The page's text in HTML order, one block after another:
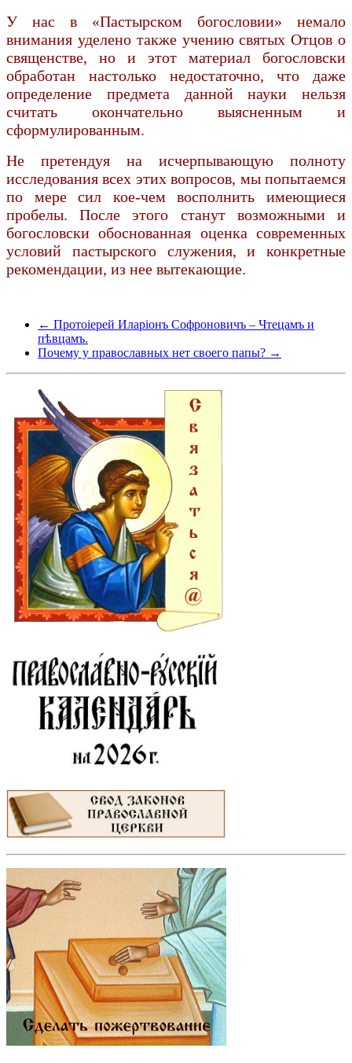
У нас в «Пастырском богословии» немало
внимания уделено также учению святых Отцов о
священстве, но и этот материал богословски
обработан настолько недостаточно, что даже
определение предмета данной науки нельзя
считать окончательно выясненным и
сформулированным.
Не претендуя на исчерпывающую полноту
исследования всех этих вопросов, мы попытаемся
по мере сил кое-чем восполнить имеющиеся
пробелы. После этого станут возможными и
богословски обоснованная оценка современных
условий пастырского служения, и конкретные
рекомендации, из нее вытекающие.
← Протоіерей Иларіонъ Софроновичъ – Чтецамъ и
пѣвцамъ.
Почему у православных нет своего папы? →